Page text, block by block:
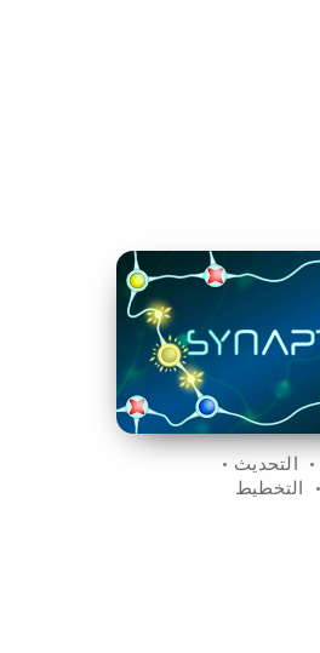
التحديث
التخطيط